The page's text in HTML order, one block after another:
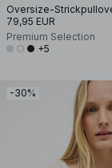
79,95 EUR
Premium Selection
+5
-30%